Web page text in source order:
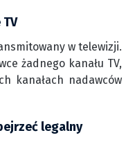
w telewizji.
żadnego kanału TV,
kanałach nadawców
legalny